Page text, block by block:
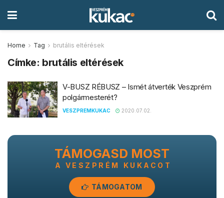
Home Tag brutális eltérések
Címke: brutális eltérések
V-BUSZ RÉBUSZ – Ismét átverték Veszprém
polgármesterét?
VESZPREMKUKAC 2020.07.02.
TÁMOGASD MOST
A VESZPRÉM KUKACOT
TÁMOGATOM